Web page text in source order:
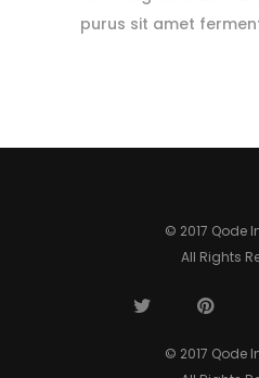
purus sit amet
© 2017 Qode
All Rights
© 2017 Qode